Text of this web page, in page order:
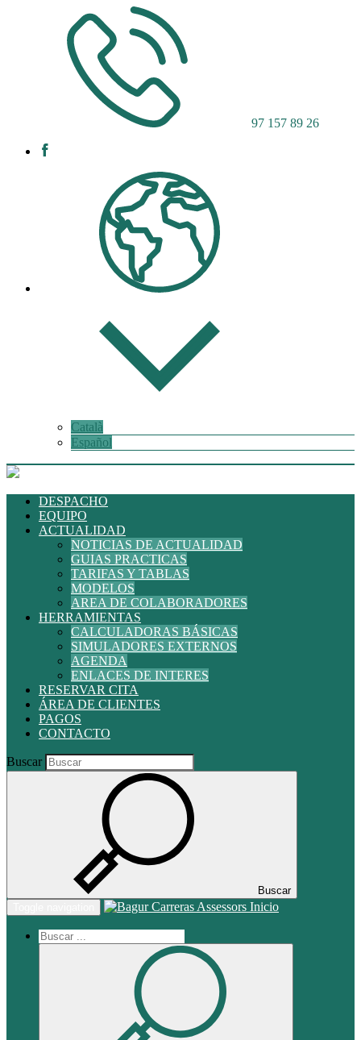
97 157 89 26
Català
Español
DESPACHO
EQUIPO
ACTUALIDAD
NOTICIAS DE ACTUALIDAD
GUIAS PRACTICAS
TARIFAS Y TABLAS
MODELOS
AREA DE COLABORADORES
HERRAMIENTAS
CALCULADORAS BÁSICAS
SIMULADORES EXTERNOS
AGENDA
ENLACES DE INTERES
RESERVAR CITA
ÁREA DE CLIENTES
PAGOS
CONTACTO
Buscar
Buscar
Inicio